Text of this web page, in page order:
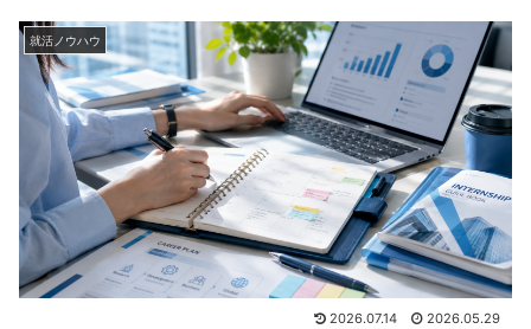
就活ノウハウ
2026.07.14 2026.05.29